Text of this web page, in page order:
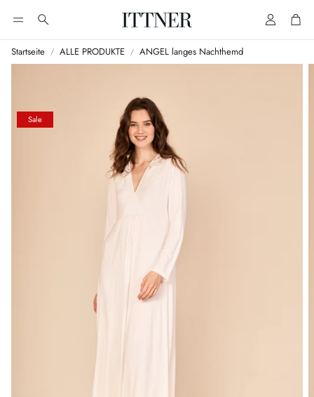
Suche AccountCart
Startseite ALLE PRODUKTE ANGEL langes Nachthemd
Sale